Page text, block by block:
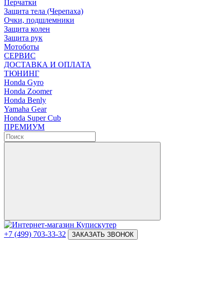
Перчатки
Защита тела (Черепаха)
Очки, подшлемники
Защита колен
Защита рук
Мотоботы
СЕРВИС
ДОСТАВКА И ОПЛАТА
ТЮНИНГ
Honda Gyro
Honda Zoomer
Honda Benly
Yamaha Gear
Honda Super Cub
ПРЕМИУМ
+7 (499) 703-33-32 ЗАКАЗАТЬ ЗВОНОК